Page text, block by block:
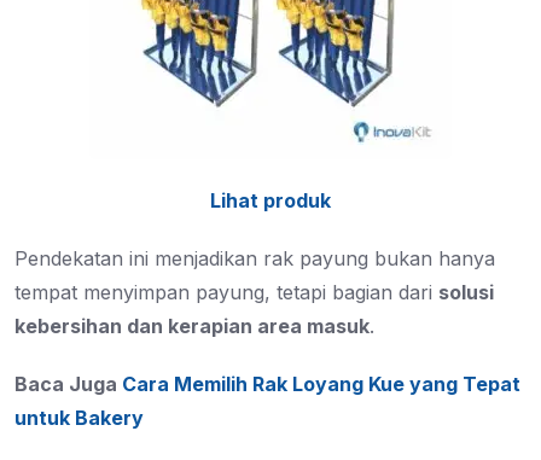
Lihat produk
Pendekatan ini menjadikan rak payung bukan hanya
tempat menyimpan payung, tetapi bagian dari solusi
kebersihan dan kerapian area masuk.
Baca Juga Cara Memilih Rak Loyang Kue yang Tepat
untuk Bakery